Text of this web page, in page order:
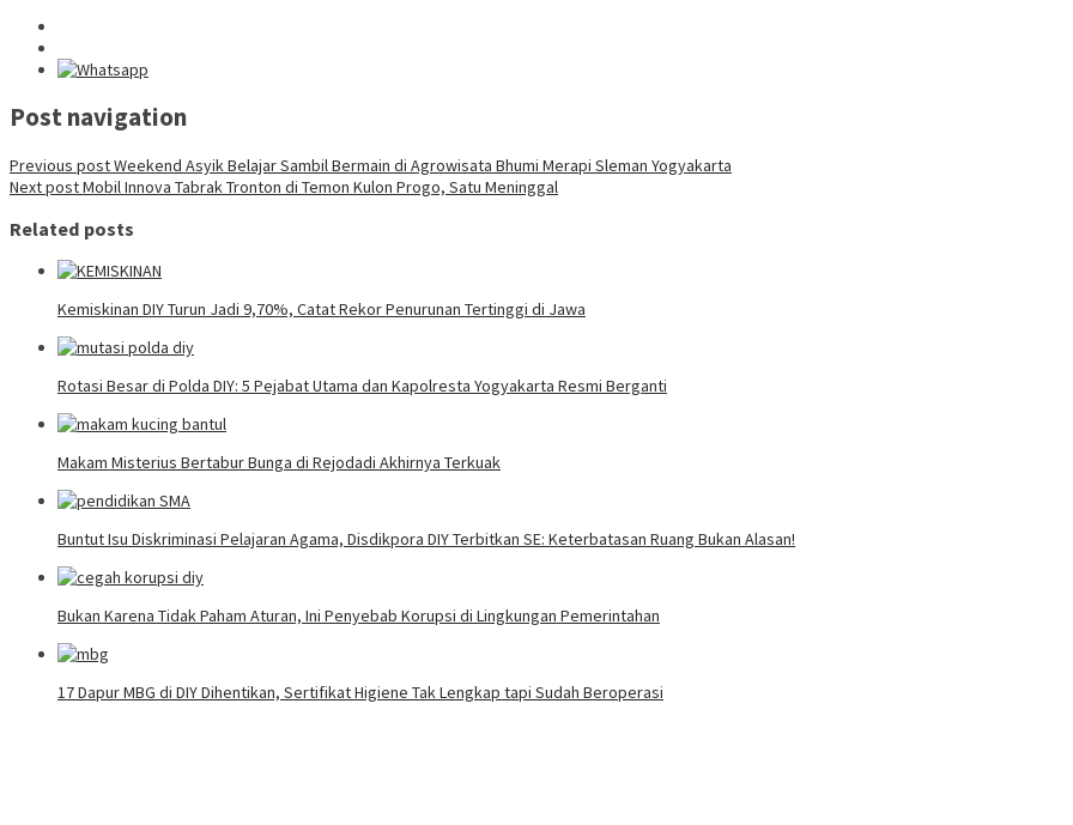
Post navigation
Previous postWeekend Asyik Belajar Sambil Bermain di Agrowisata Bhumi Merapi Sleman Yogyakarta
Next postMobil Innova Tabrak Tronton di Temon Kulon Progo, Satu Meninggal
Related posts
Kemiskinan DIY Turun Jadi 9,70%, Catat Rekor Penurunan Tertinggi di Jawa
Rotasi Besar di Polda DIY: 5 Pejabat Utama dan Kapolresta Yogyakarta Resmi Berganti
Makam Misterius Bertabur Bunga di Rejodadi Akhirnya Terkuak
Buntut Isu Diskriminasi Pelajaran Agama, Disdikpora DIY Terbitkan SE: Keterbatasan Ruang Bukan Alasan!
Bukan Karena Tidak Paham Aturan, Ini Penyebab Korupsi di Lingkungan Pemerintahan
17 Dapur MBG di DIY Dihentikan, Sertifikat Higiene Tak Lengkap tapi Sudah Beroperasi